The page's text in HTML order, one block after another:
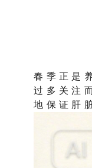
春季正是
过多关注
地保证肝